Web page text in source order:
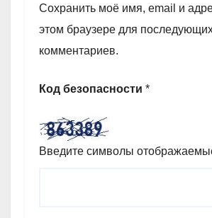
Сохранить моё имя, email и
этом браузере для
комментариев.
Код безопасности *
Введите символы